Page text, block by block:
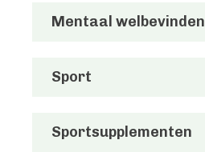
Mentaal welbevinden
Sport
Sportsupplementen